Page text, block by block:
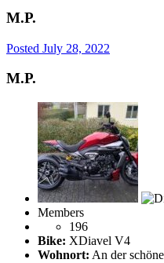
M.P.
Posted July 28, 2022
M.P.
Members
196
Bike: XDiavel V4
Wohnort: An der